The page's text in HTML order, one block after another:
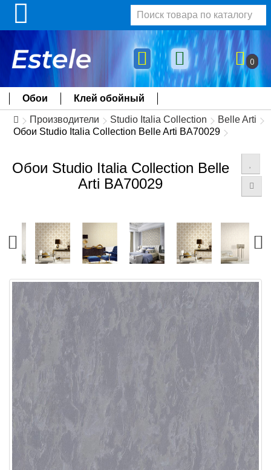
0
Обои Клей обойный
Производители Studio Italia Collection
Belle Arti
Обои Studio Italia Collection Belle Arti BA70029
Обои Studio Italia Collection Belle
Arti BA70029